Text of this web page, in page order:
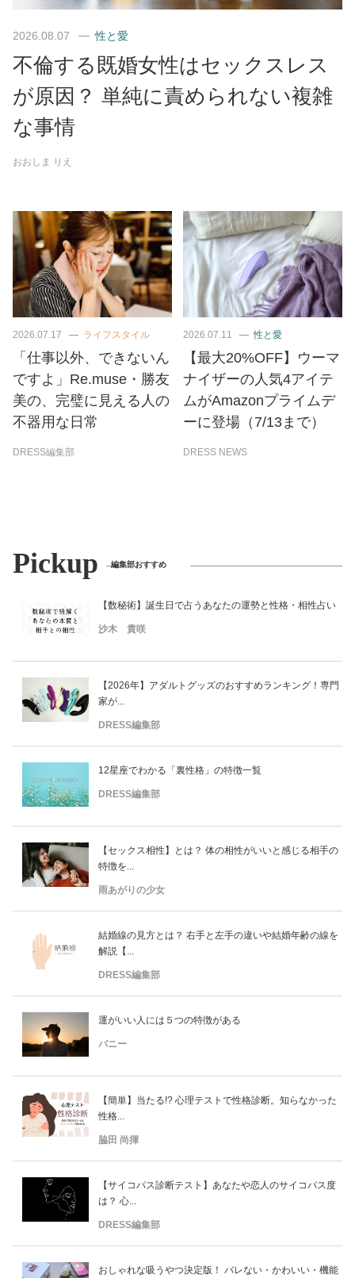
2026.08.07 性と愛
不倫する既婚女性はセックスレス
が原因？ 単純に責められない複雑
な事情
おおしま りえ
2026.07.17 ライフスタイル
「仕事以外、できないん
ですよ」Re.muse・勝友
美の、完璧に見える人の
不器用な日常
DRESS編集部
2026.07.11 性と愛
【最大20%OFF】ウーマ
ナイザーの人気4アイテ
ムがAmazonプライムデ
ーに登場（7/13まで）
DRESS NEWS
Pickup 編集部おすすめ
【数秘術】誕生日で占うあなたの運勢と性格・相性占い
沙木 貴咲
【2026年】アダルトグッズのおすすめランキング！専門
家が...
DRESS編集部
12星座でわかる「裏性格」の特徴一覧
DRESS編集部
【セックス相性】とは？ 体の相性がいいと感じる相手の
特徴を...
雨あがりの少女
結婚線の見方とは？ 右手と左手の違いや結婚年齢の線を
解説【...
DRESS編集部
運がいい人には５つの特徴がある
バニー
【簡単】当たる!? 心理テストで性格診断。知らなかった
性格...
脇田 尚揮
【サイコパス診断テスト】あなたや恋人のサイコパス度
は？ 心...
DRESS編集部
おしゃれな吸うやつ決定版！ バレない・かわいい・機能